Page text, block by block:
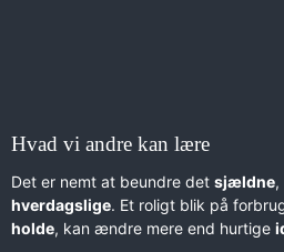
Hvad vi andre kan lære
Det er nemt at beundre det sjældne,
hverdagslige. Et roligt blik på
holde, kan ændre mere end hurtige